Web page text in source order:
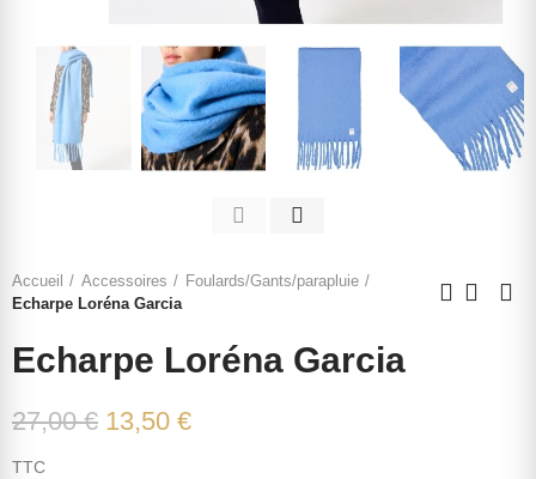
Accueil Accessoires
Foulards/Gants/parapluie
Echarpe Loréna Garcia
Echarpe Loréna Garcia
27,00 € 13,50 €
TTC